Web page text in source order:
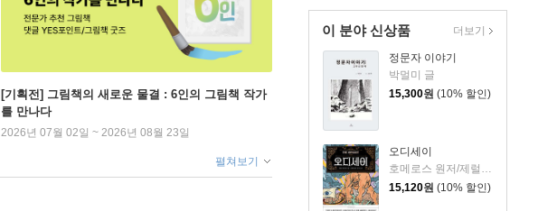
이 분야 신상품
정문자 이야기
박멀미 글
15,300원 (10% 할인)
오디세이
호메로스 원저/제럴딘 매코크런 글/김재용 역/장시은 감수
15,120원 (10% 할인)
더보기
[기획전] 그림책의 새로운 물결 : 6인의 그림책 작가
를 만나다
2026년 07월 02일 ~ 2026년 08월 23일
펼쳐보기